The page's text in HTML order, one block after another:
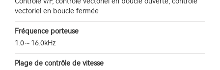
vectoriel en boucle fermée
Fréquence porteuse
1.0～16.0kHz
Plage de contrôle de vitesse